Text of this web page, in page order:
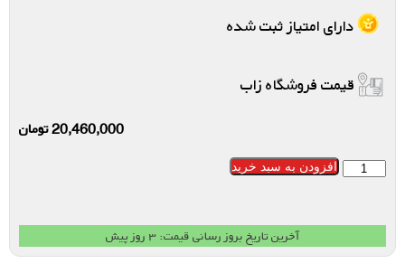
دارای امتیاز ثبت شده
قیمت فروشگاه زاب
20,460,000تومان
افزودن به سبد خرید
آخرین تاریخ بروز رسانی قیمت: ۳ روز پیش